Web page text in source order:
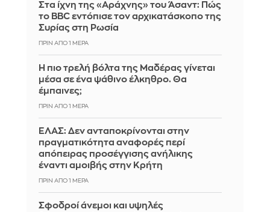
Στα ίχνη της «Αράχνης» του Άσαντ: Πώς
το BBC εντόπισε τον αρχικατάσκοπο της
Συρίας στη Ρωσία
ΠΡΙΝ ΑΠΌ 1 ΜΈΡΑ
Η πιο τρελή βόλτα της Μαδέρας γίνεται
μέσα σε ένα ψάθινο έλκηθρο. Θα
έμπαινες;
ΠΡΙΝ ΑΠΌ 1 ΜΈΡΑ
ΕΛΑΣ: Δεν ανταποκρίνονται στην
πραγματικότητα αναφορές περί
απόπειρας προσέγγισης ανήλικης
έναντι αμοιβής στην Κρήτη
ΠΡΙΝ ΑΠΌ 1 ΜΈΡΑ
Σφοδροί άνεμοι και υψηλές